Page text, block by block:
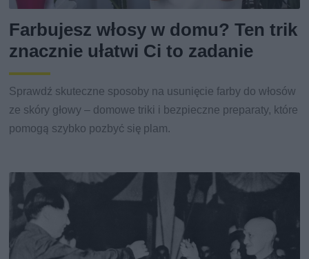
Farbujesz włosy w domu? Ten trik
znacznie ułatwi Ci to zadanie
Sprawdź skuteczne sposoby na usunięcie farby do włosów
ze skóry głowy – domowe triki i bezpieczne preparaty, które
pomogą szybko pozbyć się plam.